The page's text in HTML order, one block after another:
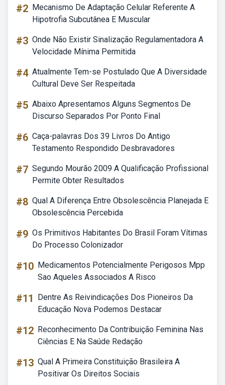
#2 Mecanismo De Adaptação Celular Referente A
Hipotrofia Subcutânea E Muscular
#3 Onde Não Existir Sinalização Regulamentadora A
Velocidade Mínima Permitida
#4 Atualmente Tem-se Postulado Que A Diversidade
Cultural Deve Ser Respeitada
#5 Abaixo Apresentamos Alguns Segmentos De
Discurso Separados Por Ponto Final
#6 Caça-palavras Dos 39 Livros Do Antigo
Testamento Respondido Desbravadores
#7 Segundo Mourão 2009 A Qualificação Profissional
Permite Obter Resultados
#8 Qual A Diferença Entre Obsolescência Planejada E
Obsolescência Percebida
#9 Os Primitivos Habitantes Do Brasil Foram Vítimas
Do Processo Colonizador
#10 Medicamentos Potencialmente Perigosos Mpp
Sao Aqueles Associados A Risco
#11
Dentre As Reivindicações Dos Pioneiros Da
Educação Nova Podemos Destacar
#12 Reconhecimento Da Contribuição Feminina Nas
Ciências E Na Saúde Redação
#13 Qual A Primeira Constituição Brasileira A
Positivar Os Direitos Sociais